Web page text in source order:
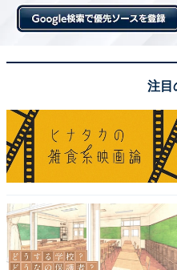
注目